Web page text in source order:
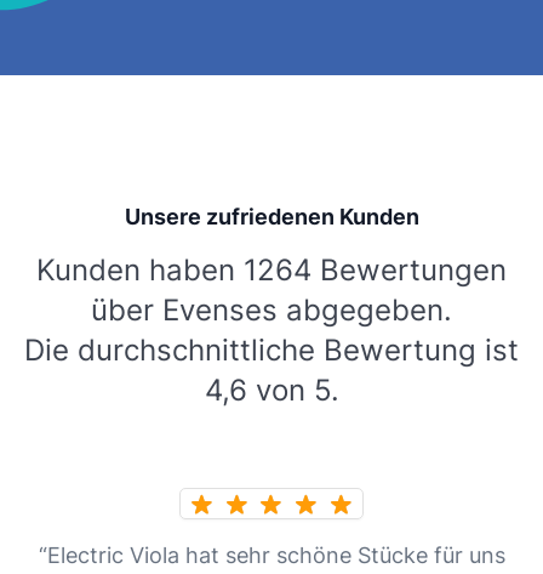
Unsere zufriedenen Kunden
Kunden haben 1264 Bewertungen
über Evenses abgegeben.
Die durchschnittliche Bewertung ist
4,6 von 5.
“Electric Viola hat sehr schöne Stücke für uns